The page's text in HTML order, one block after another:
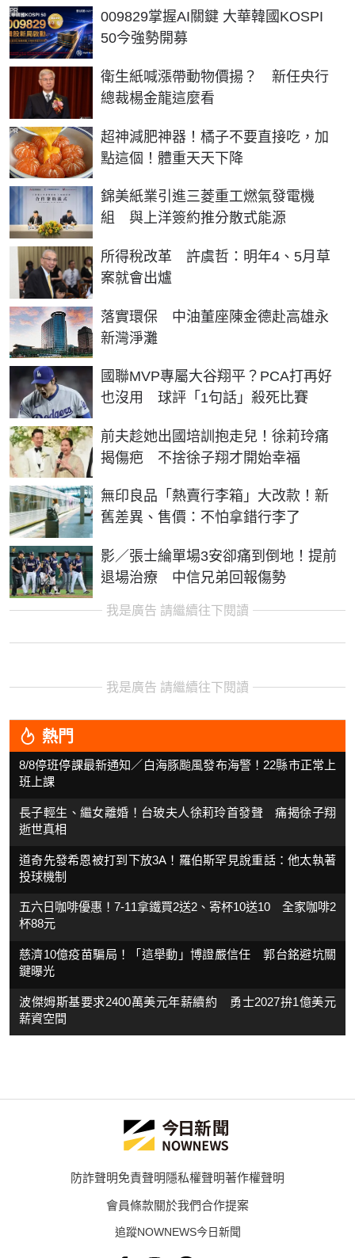
009829掌握AI關鍵 大華韓國KOSPI
50今強勢開募
PR
衛生紙喊漲帶動物價揚？ 新任央行
總裁楊金龍這麼看
超神減肥神器！橘子不要直接吃，加
點這個！體重天天下降
PR
錦美紙業引進三菱重工燃氣發電機
組 與上洋簽約推分散式能源
所得稅改革 許虞哲：明年4、5月草
案就會出爐
落實環保 中油董座陳金德赴高雄永
新灣淨灘
國聯MVP專屬大谷翔平？PCA打再好
也沒用 球評「1句話」殺死比賽
前夫趁她出國培訓抱走兒！徐莉玲痛
揭傷疤 不捨徐子翔才開始幸福
無印良品「熱賣行李箱」大改款！新
舊差異、售價：不怕拿錯行李了
影／張士綸單場3安卻痛到倒地！提前
退場治療 中信兄弟回報傷勢
我是廣告 請繼續往下閱讀
我是廣告 請繼續往下閱讀
熱門
8/8停班停課最新通知／白海豚颱風發布海警！22縣市正常上
班上課
長子輕生、繼女離婚！台玻夫人徐莉玲首發聲 痛揭徐子翔
逝世真相
道奇先發希恩被打到下放3A！羅伯斯罕見說重話：他太執著
投球機制
五六日咖啡優惠！7-11拿鐵買2送2、寄杯10送10 全家咖啡2
杯88元
慈濟10億疫苗騙局！「這舉動」博證嚴信任 郭台銘避坑關
鍵曝光
波傑姆斯基要求2400萬美元年薪續約 勇士2027拚1億美元
薪資空間
防詐聲明免責聲明隱私權聲明著作權聲明
會員條款關於我們合作提案
追蹤NOWNEWS今日新聞